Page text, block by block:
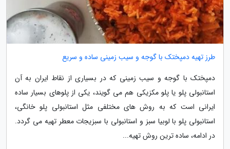
طرز تهیه دمپختک با گوجه و سیب زمینی ساده و سریع
دمپختک با گوجه و سیب زمینی که در بسیاری از نقاط ایران به آن
استانبولی پلو یا پلو مکزیکی هم می گویند، یکی از پلوهای بسیار ساده
ایرانی است که به روش های مختلفی مثل استانبولی پلو خانگی،
استانبولی پلو با لوبیا سبز و استانبولی با سبزیجات معطر تهیه می گردد.
در ادامه، ساده ترین روش تهیه...